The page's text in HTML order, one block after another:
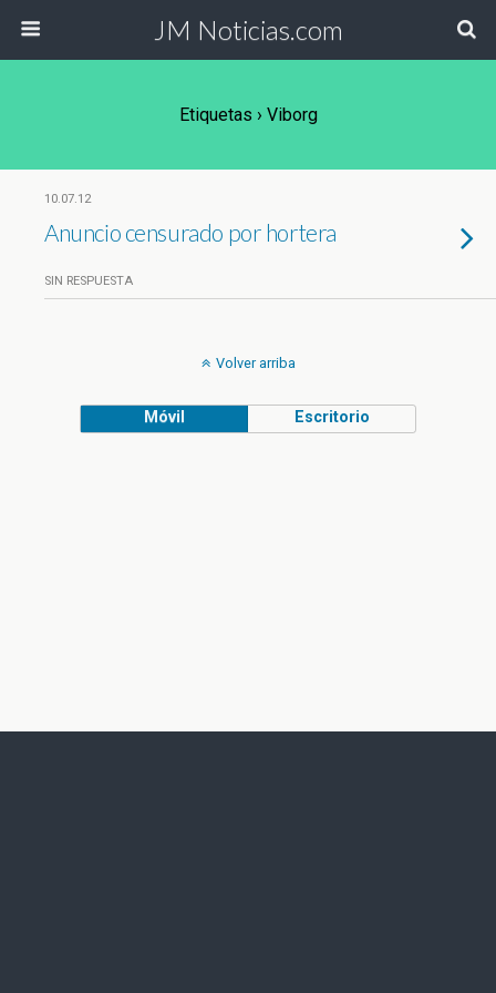
JM Noticias.com
Etiquetas › Viborg
10.07.12
Anuncio censurado por hortera
SIN RESPUESTA
Volver arriba
Móvil Escritorio